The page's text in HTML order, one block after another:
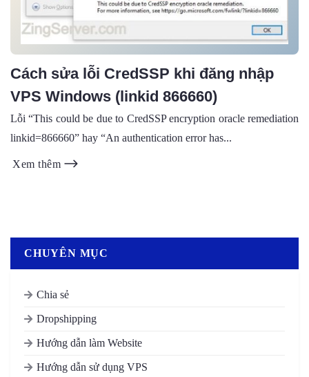
Cách sửa lỗi CredSSP khi đăng nhập
VPS Windows (linkid 866660)
Lỗi “This could be due to CredSSP encryption oracle remediation
linkid=866660” hay “An authentication error has...
Xem thêm
CHUYÊN MỤC
Chia sẻ
Dropshipping
Hướng dẫn làm Website
Hướng dẫn sử dụng VPS